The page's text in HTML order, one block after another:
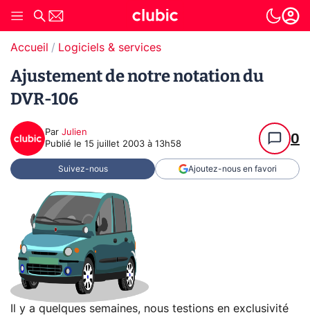
Accueil Logiciels & services
Ajustement de notre notation du
DVR-106
Par Julien
Publié le 15 juillet 2003 à 13h58 0
Suivez-nous Ajoutez-nous en favori
Il y a quelques semaines, nous testions en exclusivité